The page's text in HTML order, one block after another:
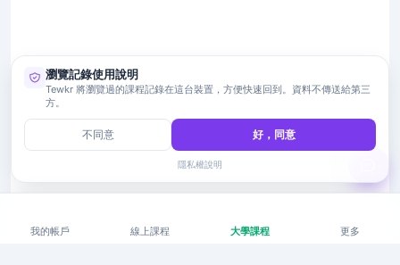
我的帳戶 線上課程 大學課程 更多
瀏覽記錄使用說明
Tewkr 將瀏覽過的課程記錄在這台裝置，方便快速回到。資料不傳送給第三
方。
不同意 好，同意
隱私權說明